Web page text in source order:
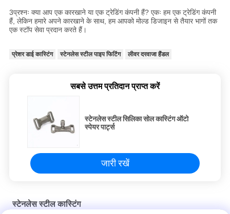
3प्रश्नः क्या आप एक कारखाने या एक ट्रेडिंग कंपनी हैं? एकः हम एक ट्रेडिंग कंपनी
हैं, लेकिन हमारे अपने कारखाने के साथ, हम आपको मोल्ड डिजाइन से तैयार भागों तक
एक स्टॉप सेवा प्रदान करते हैं।
प्रेशर डाई कास्टिंग स्टेनलेस स्टील पाइप फिटिंग लीवर दरवाजा हैंडल
सबसे उत्तम प्रतिदान प्राप्त करें
स्टेनलेस स्टील सिलिका सोल कास्टिंग ऑटो
स्पेयर पार्ट्स
जारी रखें
स्टेनलेस स्टील कास्टिंग